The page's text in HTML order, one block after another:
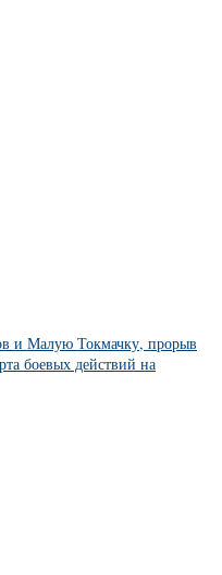
и Малую Токмачку, прорыв
боевых действий на